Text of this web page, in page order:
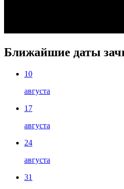
Ближайшие даты
10
августа
17
августа
24
августа
31